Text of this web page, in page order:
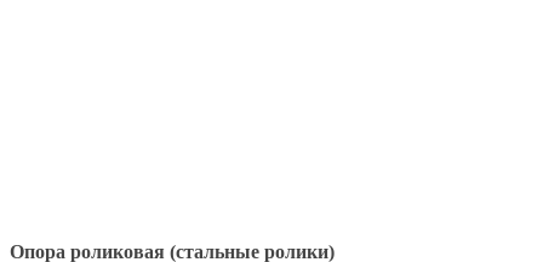
Опора роликовая (стальные ролики)